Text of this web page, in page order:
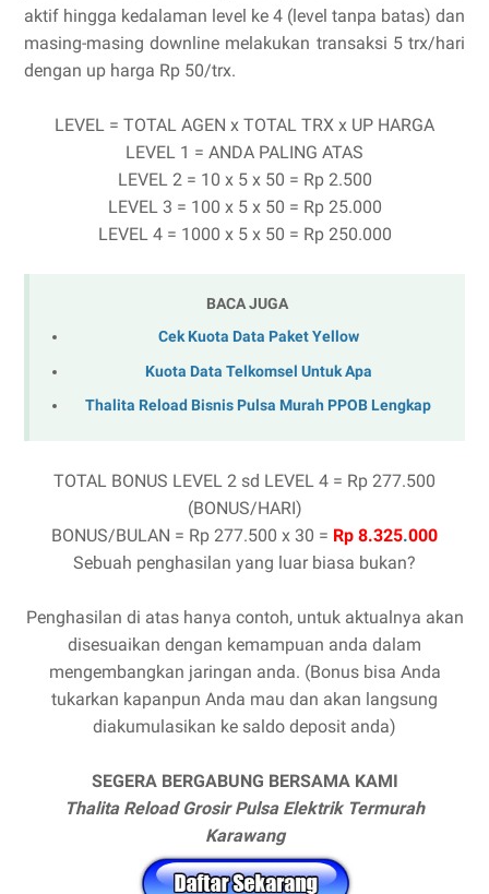
aktif hingga kedalaman level ke 4 (level tanpa batas) dan
masing-masing downline melakukan transaksi 5 trx/hari
dengan up harga Rp 50/trx.
LEVEL = TOTAL AGEN x TOTAL TRX x UP HARGA
LEVEL 1 = ANDA PALING ATAS
LEVEL 2 = 10 x 5 x 50 = Rp 2.500
LEVEL 3 = 100 x 5 x 50 = Rp 25.000
LEVEL 4 = 1000 x 5 x 50 = Rp 250.000
BACA JUGA
Cek Kuota Data Paket Yellow
Kuota Data Telkomsel Untuk Apa
Thalita Reload Bisnis Pulsa Murah PPOB Lengkap
TOTAL BONUS LEVEL 2 sd LEVEL 4 = Rp 277.500
(BONUS/HARI)
BONUS/BULAN = Rp 277.500 x 30 = Rp 8.325.000
Sebuah penghasilan yang luar biasa bukan?
Penghasilan di atas hanya contoh, untuk aktualnya akan
disesuaikan dengan kemampuan anda dalam
mengembangkan jaringan anda. (Bonus bisa Anda
tukarkan kapanpun Anda mau dan akan langsung
diakumulasikan ke saldo deposit anda)
SEGERA BERGABUNG BERSAMA KAMI
Thalita Reload Grosir Pulsa Elektrik Termurah
Karawang